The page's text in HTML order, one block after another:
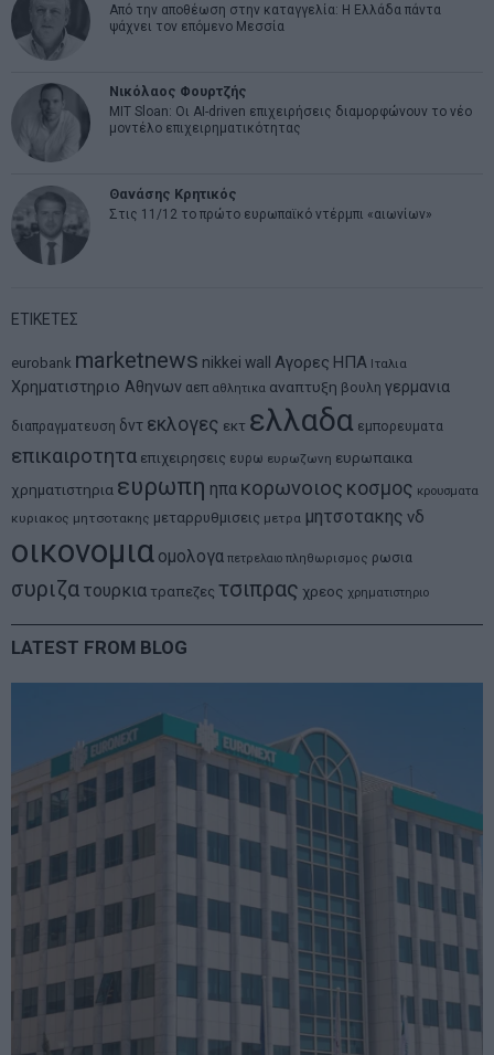
Από την αποθέωση στην καταγγελία: Η Ελλάδα πάντα
ψάχνει τον επόμενο Μεσσία
Νικόλαος Φουρτζής
MIT Sloan: Οι AI-driven επιχειρήσεις διαμορφώνουν το νέο
μοντέλο επιχειρηματικότητας
Θανάσης Κρητικός
Στις 11/12 το πρώτο ευρωπαϊκό ντέρμπι «αιωνίων»
ΕΤΙΚΕΤΕΣ
eurobank marketnews nikkei wall Αγορες ΗΠΑ Ιταλια
Χρηματιστηριο Αθηνων αεπ αθλητικα αναπτυξη βουλη γερμανια
διαπραγματευση δντ εκλογες εκτ ελλαδα εμπορευματα
επικαιροτητα επιχειρησεις ευρω ευρωζωνη ευρωπαικα
χρηματιστηρια ευρωπη ηπα κορωνοιος κοσμος κρουσματα
κυριακος μητσοτακης μεταρρυθμισεις μετρα μητσοτακης νδ
οικονομια ομολογα πετρελαιο πληθωρισμος ρωσια
συριζα τουρκια τραπεζες τσιπρας χρεος χρηματιστηριο
LATEST FROM BLOG